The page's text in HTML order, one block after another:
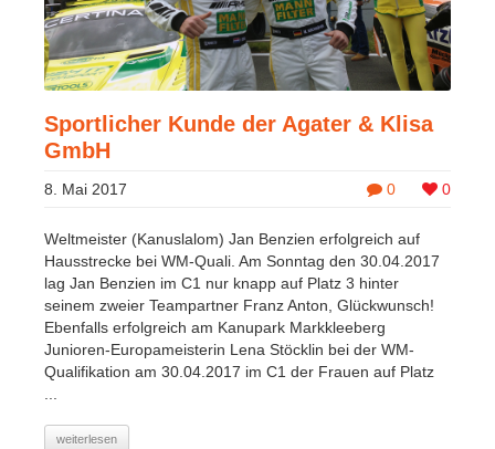
Sportlicher Kunde der Agater & Klisa
GmbH
0 0
8. Mai 2017
Weltmeister (Kanuslalom) Jan Benzien erfolgreich auf
Hausstrecke bei WM-Quali. Am Sonntag den 30.04.2017
lag Jan Benzien im C1 nur knapp auf Platz 3 hinter
seinem zweier Teampartner Franz Anton, Glückwunsch!
Ebenfalls erfolgreich am Kanupark Markkleeberg
Junioren-Europameisterin Lena Stöcklin bei der WM-
Qualifikation am 30.04.2017 im C1 der Frauen auf Platz
weiterlesen